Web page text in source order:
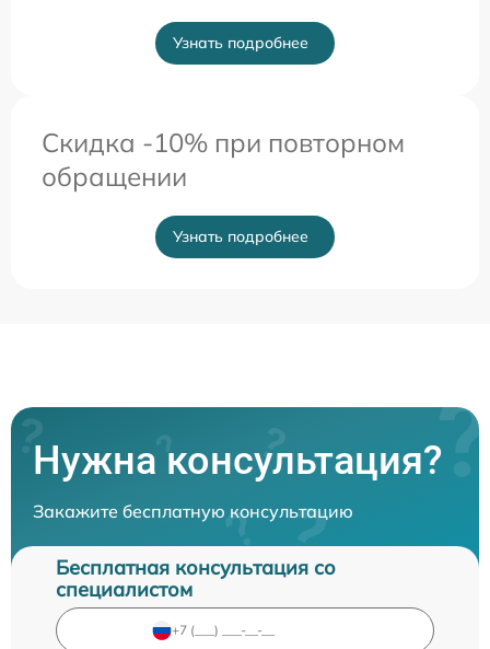
Узнать подробнее
Скидка -10% при повторном
обращении
Узнать подробнее
Нужна консультация?
Закажите бесплатную консультацию
Бесплатная консультация со
специалистом